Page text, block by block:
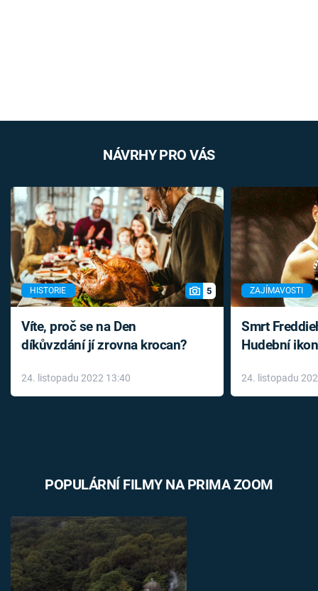
NÁVRHY PRO VÁS
HISTORIE 5
Víte, proč se na Den
díkůvzdání jí zrovna krocan?
24. listopadu 2022 13:40
ZAJÍMAVOSTI
Smrt
Hudební
léky
24. listopadu
POPULÁRNÍ FILMY NA PRIMA ZOOM